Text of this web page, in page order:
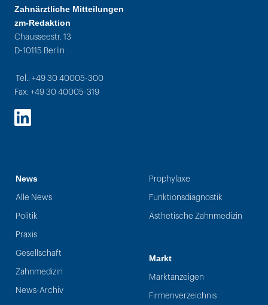
Zahnärztliche Mitteilungen
zm-Redaktion
Chausseestr. 13
D-10115 Berlin
Tel.: +49 30 40005-300
Fax: +49 30 40005-319
LinkedIn
News
Alle News
Politik
Praxis
Gesellschaft
Zahnmedizin
News-Archiv
Prophylaxe
Funktionsdiagnostik
Ästhetische Zahnmedizin
Markt
Marktanzeigen
Firmenverzeichnis